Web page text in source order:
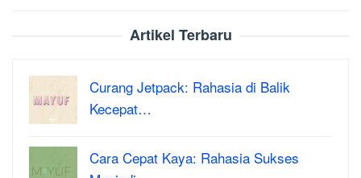
Artikel Terbaru
Curang Jetpack: Rahasia di Balik
Kecepat…
Cara Cepat Kaya: Rahasia Sukses